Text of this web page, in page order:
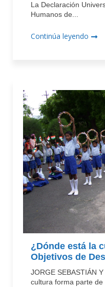
La Declaración
Humanos de...
Continúa leyendo
¿Dónde está la
Objetivos de
JORGE SEBASTIÁN
cultura forma parte